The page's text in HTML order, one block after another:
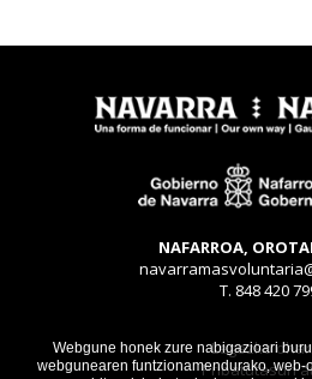
Webgune honek zure nabigazioari
webgunearen funtzionamendurako, web-
NAFARROA,
T. 848 420
Legezko
Pribatutasun